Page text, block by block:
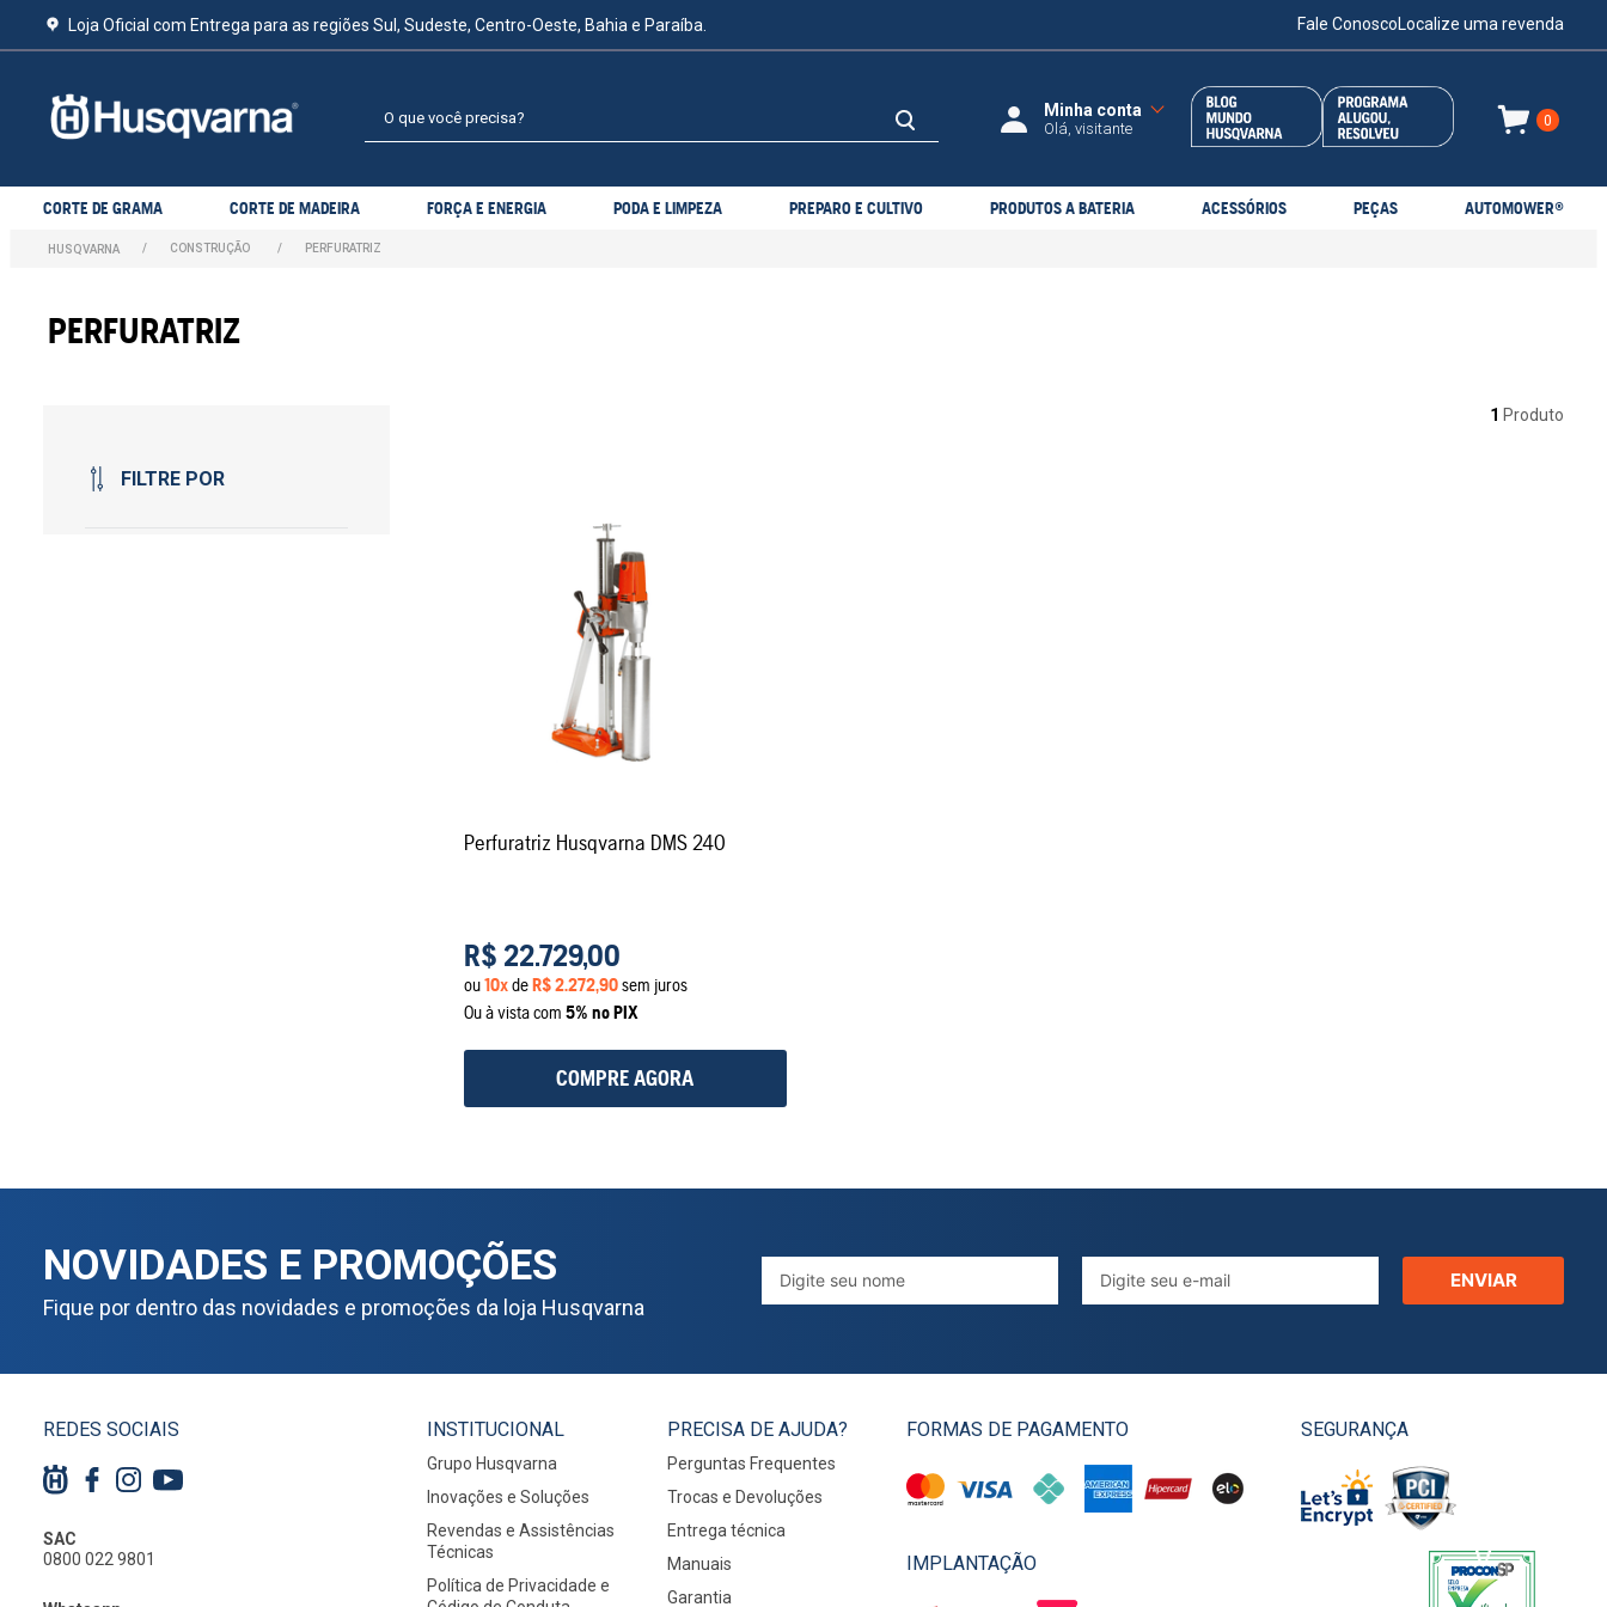
Loja Oficial com Entrega para as regiões Sul, Sudeste, Centro-Oeste, Bahia e Paraíba. Fale ConoscoLocalize uma revenda
Olá, visitante 0
CORTE DE GRAMA CORTE DE MADEIRA FORÇA E ENERGIA PODA E LIMPEZA PREPARO E CULTIVO PRODUTOS A BATERIA ACESSÓRIOS PEÇAS AUTOMOWER®
CONSTRUÇÃO PERFURATRIZ
PERFURATRIZ
1 Produto
Perfuratriz Husqvarna DMS 240
R$ 22.729,00
ou10xdeR$2.272,90sem juros
Ou à vista com 5% no PIX
COMPRE AGORA
NOVIDADES E PROMOÇÕES
Fique por dentro das novidades e promoções da loja Husqvarna
ENVIAR
REDES SOCIAIS
SAC
0800 022 9801
INSTITUCIONAL
Grupo Husqvarna
Inovações e Soluções
Revendas e Assistências
Técnicas
Política de Privacidade e
PRECISA DE AJUDA?
Perguntas Frequentes
Trocas e Devoluções
Entrega técnica
Manuais
Garantia
FORMAS DE PAGAMENTO
IMPLANTAÇÃO
SEGURANÇA